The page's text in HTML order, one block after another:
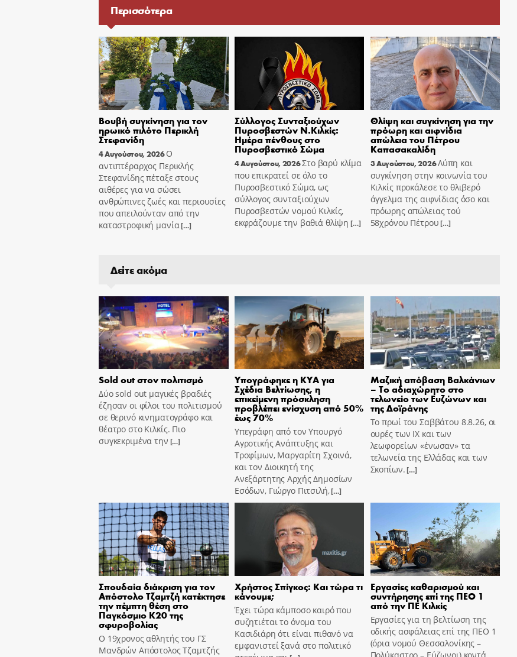
Περισσότερα
Βουβή συγκίνηση για τον
ηρωικό πιλότο Περικλή
Στεφανίδη
4 Αυγούστου, 2026Ο
αντιπτέραρχος Περικλής
Στεφανίδης πέταξε στους
αιθέρες για να σώσει
ανθρώπινες ζωές και περιουσίες
που απειλούνταν από την
καταστροφική μανία[…]
Σύλλογος Συνταξιούχων
Πυροσβεστών Ν.Κιλκίς:
Ημέρα πένθους στο
Πυροσβεστικό Σώμα
4 Αυγούστου, 2026Στο βαρύ κλίμα
που επικρατεί σε όλο το
Πυροσβεστικό Σώμα, ως
σύλλογος συνταξιούχων
Πυροσβεστών νομού Κιλκίς,
εκφράζουμε την βαθιά θλίψη […]
Θλίψη και συγκίνηση για την
πρόωρη και αιφνίδια
απώλεια του Πέτρου
Καπασακαλίδη
3 Αυγούστου, 2026Λύπη και
συγκίνηση στην κοινωνία του
Κιλκίς προκάλεσε το θλιβερό
άγγελμα της αιφνίδιας όσο και
πρόωρης απώλειας τού
58χρόνου Πέτρου[…]
Δείτε ακόμα
Sold out στον πολιτισμό
Δύο sold out μαγικές βραδιές
έζησαν οι φίλοι του πολιτισμού
σε θερινό κινηματογράφο και
θέατρο στο Κιλκίς. Πιο
συγκεκριμένα την […]
Υπογράφηκε η ΚΥΑ για
Σχέδια Βελτίωσης, η
επικείμενη πρόσκληση
προβλέπει ενίσχυση από 50%
έως 70%
Υπεγράφη από τον Υπουργό
Αγροτικής Ανάπτυξης και
Τροφίμων, Μαργαρίτη Σχοινά,
και τον Διοικητή της
Ανεξάρτητης Αρχής Δημοσίων
Εσόδων, Γιώργο Πιτσιλή,[…]
Μαζική απόβαση Βαλκάνιων
– Το αδιαχώρητο στο
τελωνείο των Ευζώνων και
της Δοϊράνης
Το πρωί του Σαββάτου 8.8.26, οι
ουρές των ΙΧ και των
λεωφορείων «ένωσαν» τα
τελωνεία της Ελλάδας και των
Σκοπίων.[…]
Σπουδαία διάκριση για τον
Απόστολο Τζαμτζή κατέκτησε
την πέμπτη θέση στο
Παγκόσμιο Κ20 της
σφυροβολίας
Ο 19χρονος αθλητής του ΓΣ
Μανδρών Απόστολος Τζαμτζής
Χρήστος Σπίγκος: Και τώρα τι
κάνουμε;
Έχει τώρα κάμποσο καιρό που
συζητιέται το όνομα του
Κασιδιάρη ότι είναι πιθανό να
εμφανιστεί ξανά στο πολιτικό
Εργασίες καθαρισμού και
συντήρησης επί της ΠΕΟ 1
από την ΠΕ Κιλκίς
Εργασίες για τη βελτίωση της
οδικής ασφάλειας επί της ΠΕΟ 1
(όρια νομού Θεσσαλονίκης –